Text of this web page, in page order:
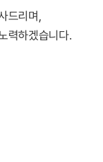
드리며,
력하겠습니다.